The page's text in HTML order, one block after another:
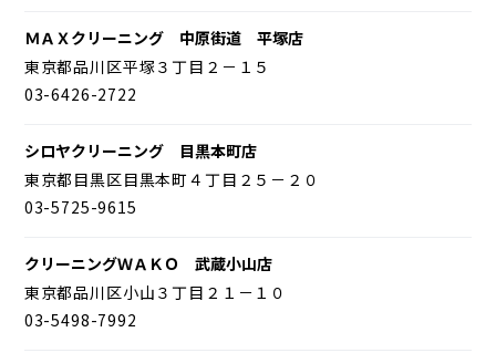
ＭＡＸクリーニング 中原街道 平塚店
東京都品川区平塚３丁目２－１５
03-6426-2722
シロヤクリーニング 目黒本町店
東京都目黒区目黒本町４丁目２５－２０
03-5725-9615
クリーニングＷＡＫＯ 武蔵小山店
東京都品川区小山３丁目２１－１０
03-5498-7992